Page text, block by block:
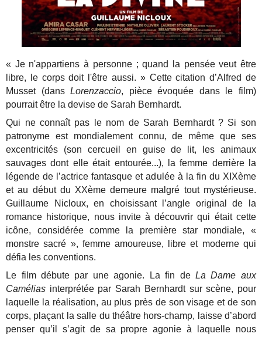
« Je n'appartiens à personne ; quand la pensée veut être
libre, le corps doit l'être aussi. » Cette citation d’Alfred de
Musset (dansLorenzaccio, pièce évoquée dans le film)
pourrait être la devise de Sarah Bernhardt.
Qui ne connaît pas le nom de Sarah Bernhardt ? Si son
patronyme est mondialement connu, de même que ses
excentricités (son cercueil en guise de lit, les animaux
sauvages dont elle était entourée...), la femme derrière la
légende de l’actrice fantasque et adulée à la fin du XIXème
et au début du XXème demeure malgré tout mystérieuse.
Guillaume Nicloux, en choisissant l’angle original de la
romance historique, nous invite à découvrir qui était cette
icône, considérée comme la première star mondiale, «
monstre sacré », femme amoureuse, libre et moderne qui
défia les conventions.
Le film débute par une agonie. La fin deLa Dame aux
Camélias interprétée par Sarah Bernhardt sur scène, pour
laquelle la réalisation, au plus près de son visage et de son
corps, plaçant la salle du théâtre hors-champ, laisse d’abord
penser qu’il s’agit de sa propre agonie à laquelle nous